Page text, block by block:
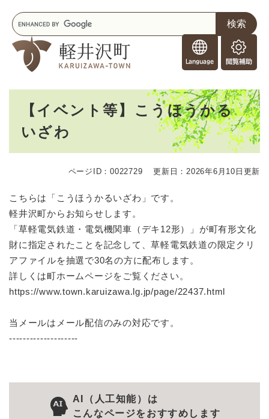
o
r
e
i
g
n
閲
覧
助
キ
ー
ワ
【イベント等】こうほうかる
いざわ
ページID：0022729 更新日：2026年6月10日更新
こちらは「こうほうかるいざわ」です。
軽井沢町からお知らせします。
「草軽電気鉄道・電気機関車（デキ12形）」が町有形文化
財に指定されたことを記念して、草軽電気鉄道の限定クリ
アファイルを抽選で30名の方に配布します。
詳しくは町ホームページをご覧ください。
https://www.town.karuizawa.lg.jp/page/22437.html
当メールはメール配信のみの対応です。
--------------------
AI（人工知能）は
こんなページをおすすめします